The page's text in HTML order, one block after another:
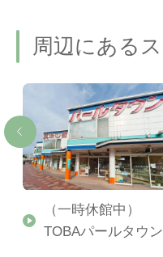
周辺にある
（一時休館中）
TOBAパールタウン